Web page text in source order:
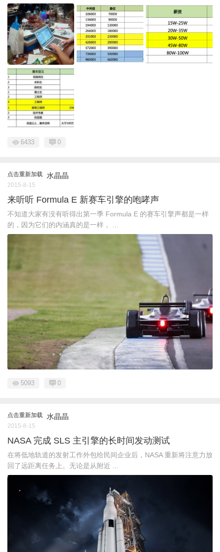
6433 0
点击重新加载 水晶晶
2015-8-15
来听听 Formula E 新赛车引擎的咆哮声
不知道大家有没有听得出第一季 Formula E 的赛车引擎声都是一样
的，因为它们的内涵真的是一样， ...
5093 0
点击重新加载 水晶晶
2015-8-15
NASA 完成 SLS 主引擎的长时间发动测试
在将低地轨道的发射工作外包给民间企业后，NASA 重新将注意力放
回了远距离任务上。无论是从附近 ...